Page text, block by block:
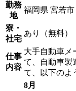
勤務
地
福岡県 宮若市
寮・
社宅
あり（無料）
仕事
内容
大手自動車メ
て、自動車製
て、以下のよ
8月